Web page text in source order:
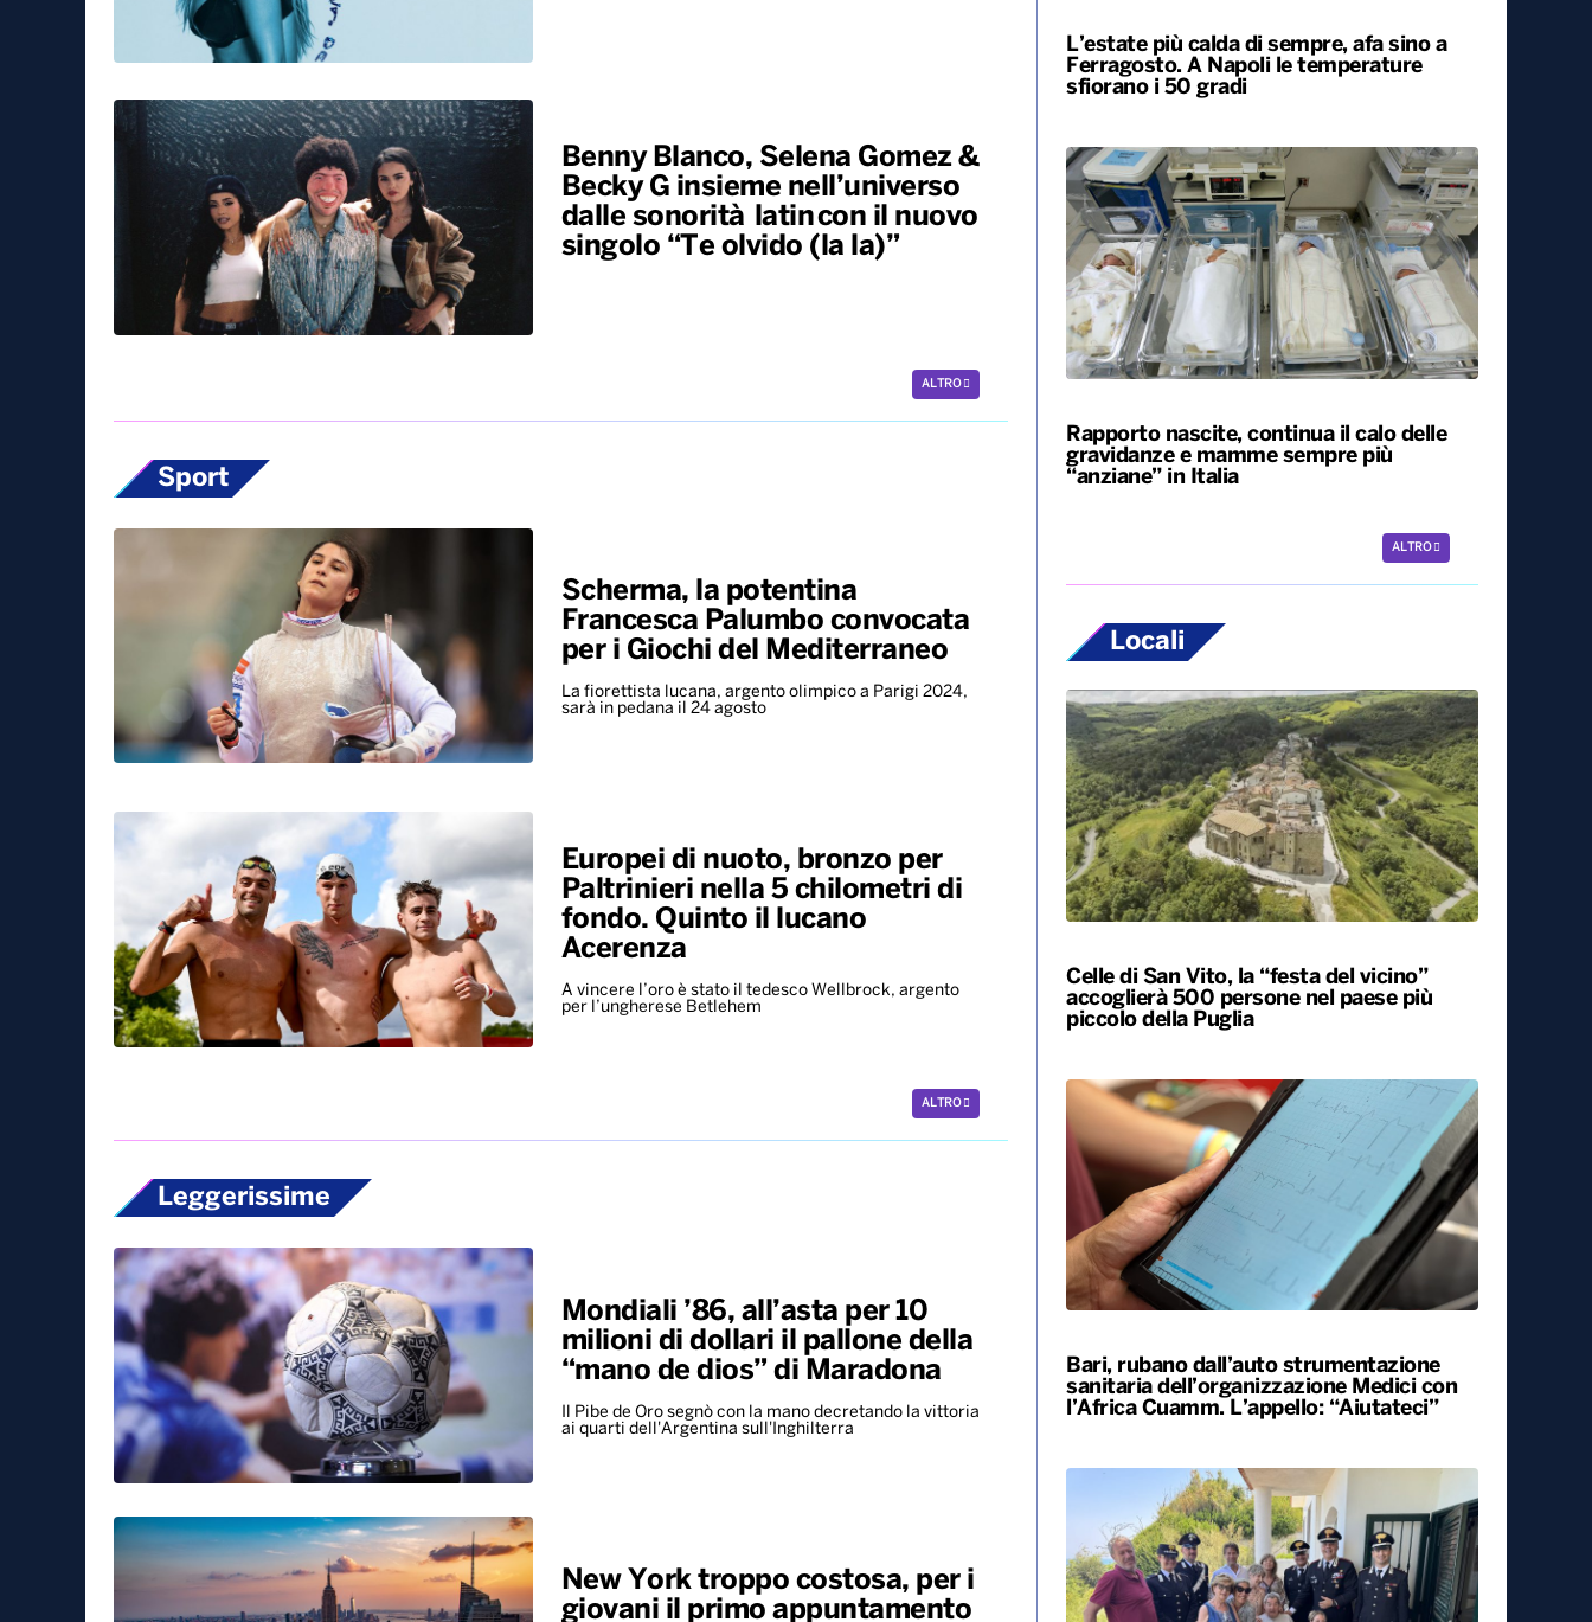
Benny Blanco, Selena Gomez &
Becky G insieme nell’universo
dalle sonorità latin con il nuovo
singolo “Te olvido (la la)”
ALTRO
Sport
Scherma, la potentina
Francesca Palumbo convocata
per i Giochi del Mediterraneo
La fiorettista lucana, argento olimpico a Parigi 2024,
sarà in pedana il 24 agosto
Europei di nuoto, bronzo per
Paltrinieri nella 5 chilometri di
fondo. Quinto il lucano
Acerenza
A vincere l’oro è stato il tedesco Wellbrock, argento
per l’ungherese Betlehem
ALTRO
Leggerissime
Mondiali ’86, all’asta per 10
milioni di dollari il pallone della
“mano de dios” di Maradona
Il Pibe de Oro segnò con la mano decretando la vittoria
ai quarti dell'Argentina sull'Inghilterra
New York troppo costosa, per i
giovani il primo appuntamento
L’estate più calda di sempre, afa sino a
Ferragosto. A Napoli le temperature
sfiorano i 50 gradi
Rapporto nascite, continua il calo delle
gravidanze e mamme sempre più
“anziane” in Italia
ALTRO
Locali
Celle di San Vito, la “festa del vicino”
accoglierà 500 persone nel paese più
piccolo della Puglia
Bari, rubano dall’auto strumentazione
sanitaria dell’organizzazione Medici con
l’Africa Cuamm. L’appello: “Aiutateci”